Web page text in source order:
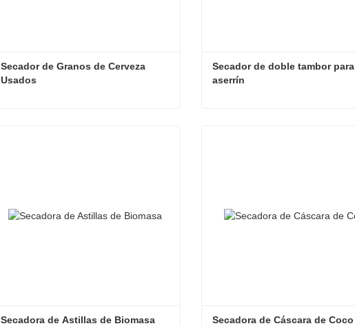
Secador de Granos de Cerveza
Usados
Secador de doble tambor para
aserrín
Secadora de Astillas de Biomasa Secadora de Cáscara de Coco